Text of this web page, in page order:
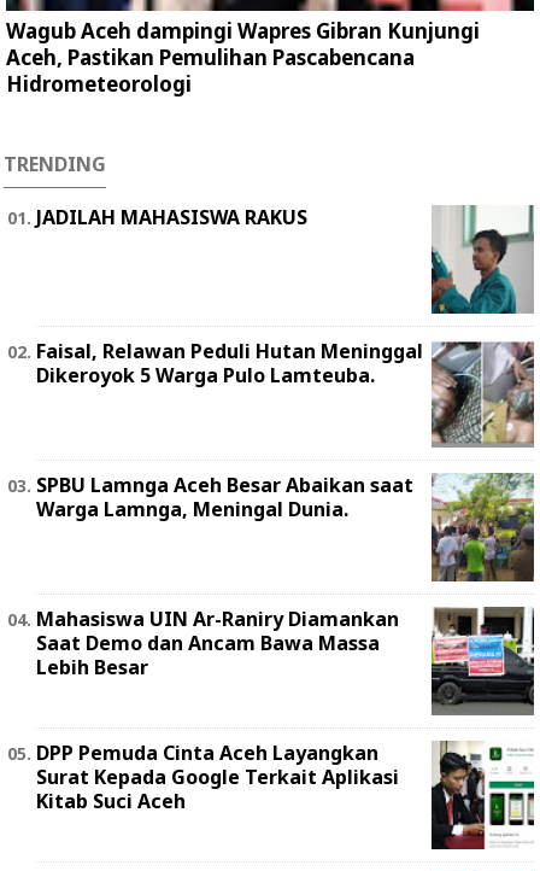
Wagub Aceh dampingi Wapres Gibran Kunjungi
Aceh, Pastikan Pemulihan Pascabencana
Hidrometeorologi
TRENDING
JADILAH MAHASISWA RAKUS
Faisal, Relawan Peduli Hutan Meninggal
Dikeroyok 5 Warga Pulo Lamteuba.
SPBU Lamnga Aceh Besar Abaikan saat
Warga Lamnga, Meningal Dunia.
Mahasiswa UIN Ar-Raniry Diamankan
Saat Demo dan Ancam Bawa Massa
Lebih Besar
DPP Pemuda Cinta Aceh Layangkan
Surat Kepada Google Terkait Aplikasi
Kitab Suci Aceh